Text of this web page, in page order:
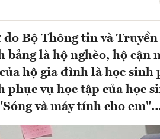
do Bộ Thông tin và
bảng là hộ nghèo, hộ cận
hộ gia đình là học sinh
phục vụ học tập của học
và máy tính cho